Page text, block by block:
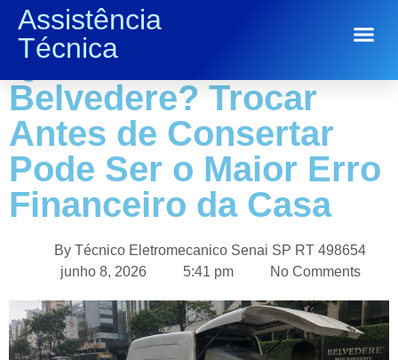
Assistência
Técnica
Eletrodoméstico
Quebrado no
Belvedere? Trocar
Antes de Consertar
Pode Ser o Maior Erro
Financeiro da Casa
By Técnico Eletromecanico Senai SP RT 498654
junho 8, 2026
5:41 pm No Comments